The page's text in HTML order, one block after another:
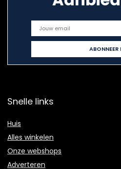
Snelle links
Huis
Alles winkelen
Onze webshops
Adverteren